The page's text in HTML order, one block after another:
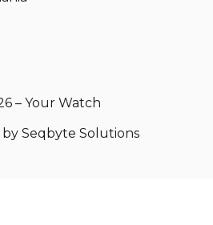
– Your Watch
by Seqbyte Solutions